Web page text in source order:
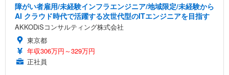
障がい者雇用/未経験インフラエンジニア/地域限定/未経験から
AI クラウド時代で活躍する次世代型のITエンジニアを目指す
AKKODiSコンサルティング株式会社
東京都
年収306万円～329万円
正社員